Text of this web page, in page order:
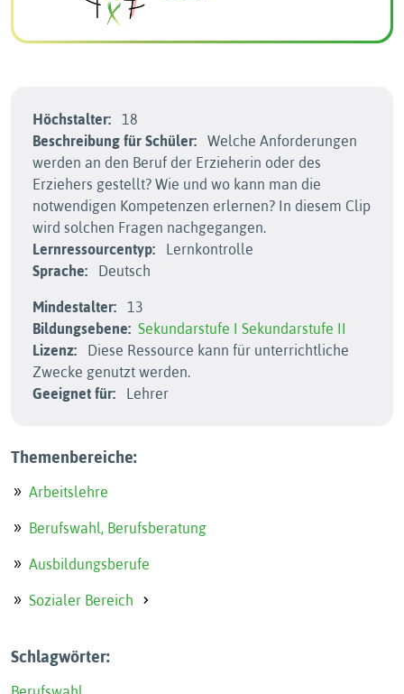
Höchstalter:
18
Beschreibung für Schüler:
Welche Anforderungen
werden an den Beruf der Erzieherin oder des
Erziehers gestellt? Wie und wo kann man die
notwendigen Kompetenzen erlernen? In diesem Clip
wird solchen Fragen nachgegangen.
Lernressourcentyp:
Lernkontrolle
Sprache:
Deutsch
Mindestalter:
13
Bildungsebene: Sekundarstufe I Sekundarstufe II
Lizenz:
Diese Ressource kann für unterrichtliche
Zwecke genutzt werden.
Geeignet für:
Lehrer
Themenbereiche:
Arbeitslehre
Berufswahl, Berufsberatung
Ausbildungsberufe
Sozialer Bereich
Schlagwörter: